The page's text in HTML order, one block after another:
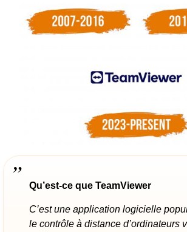
Qu’est-ce que TeamViewer
C’est une application logicielle
le contrôle à distance d’ordinateurs